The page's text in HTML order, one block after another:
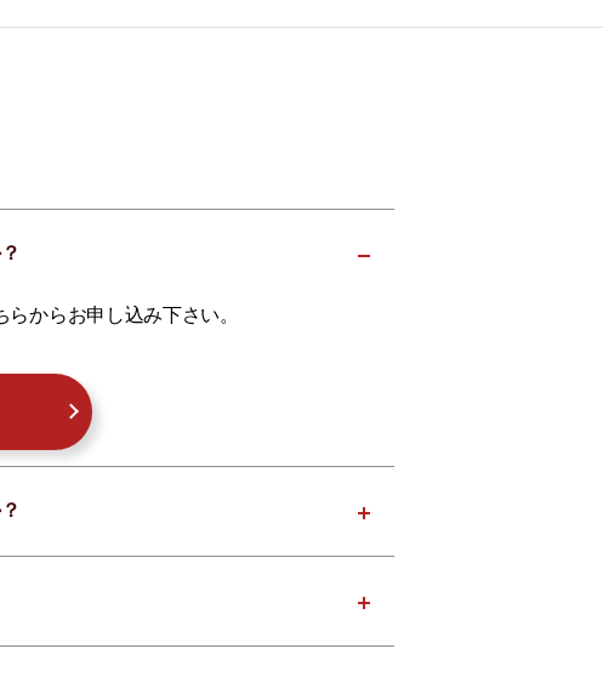
からお申し込み下さい。